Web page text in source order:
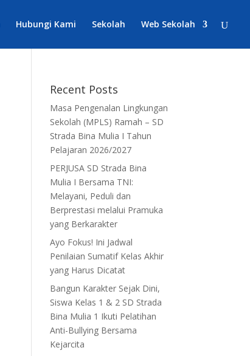
Hubungi Kami Sekolah Web Sekolah
Recent Posts
Masa Pengenalan Lingkungan
Sekolah (MPLS) Ramah – SD
Strada Bina Mulia I Tahun
Pelajaran 2026/2027
PERJUSA SD Strada Bina
Mulia I Bersama TNI:
Melayani, Peduli dan
Berprestasi melalui Pramuka
yang Berkarakter
Ayo Fokus! Ini Jadwal
Penilaian Sumatif Kelas Akhir
yang Harus Dicatat
Bangun Karakter Sejak Dini,
Siswa Kelas 1 & 2 SD Strada
Bina Mulia 1 Ikuti Pelatihan
Anti-Bullying Bersama
Kejarcita